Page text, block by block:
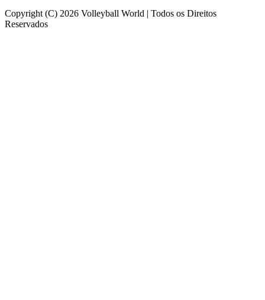
Copyright (C) 2026 Volleyball World | Todos os Direitos
Reservados